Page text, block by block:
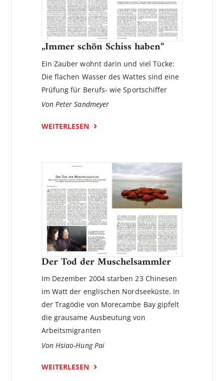
„Immer schön Schiss haben“
Ein Zauber wohnt darin und viel Tücke:
Die flachen Wasser des Wattes sind eine
Prüfung für Berufs- wie Sportschiffer
Von Peter Sandmeyer
WEITERLESEN
Der Tod der Muschelsammler
Im Dezember 2004 starben 23 Chinesen
im Watt der englischen Nordseeküste. In
der Tragödie von Morecambe Bay gipfelt
die grausame Ausbeutung von
Arbeitsmigranten
Von Hsiao-Hung Pai
WEITERLESEN